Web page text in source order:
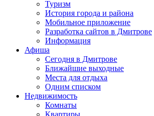
Туризм
История города и района
Мобильное приложение
Разработка сайтов в Дмитрове
Информация
Афиша
Сегодня в Дмитрове
Ближайшие выходные
Места для отдыха
Одним списком
Недвижимость
Комнаты
Квартиры